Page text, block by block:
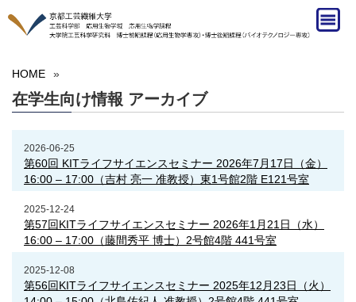
HOME »
在学生向け情報 アーカイブ
2026-06-25
第60回 KITライフサイエンスセミナー 2026年7月17日（金）
16:00 ‒ 17:00（吉村 亮一 准教授）東1号館2階 E121号室
2025-12-24
第57回KITライフサイエンスセミナー 2026年1月21日（水）
16:00 ‒ 17:00（藤間秀平 博士）2号館4階 441号室
2025-12-08
第56回KITライフサイエンスセミナー 2025年12月23日（火）